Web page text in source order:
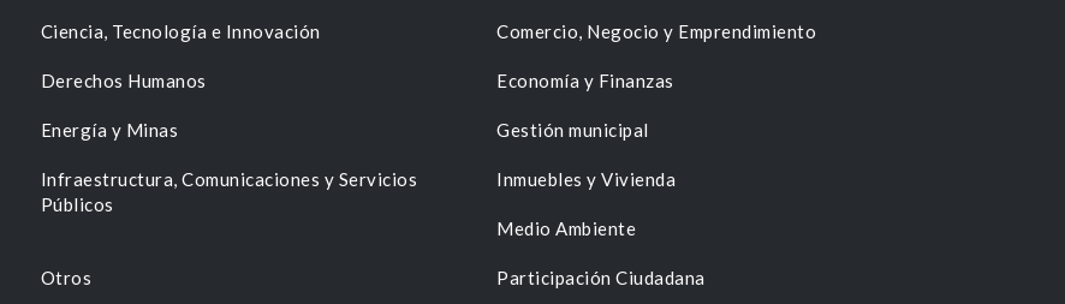
Ciencia, Tecnología e Innovación Comercio, Negocio y Emprendimiento
Derechos Humanos Economía y Finanzas
Energía y Minas Gestión municipal
Infraestructura, Comunicaciones y Servicios
Públicos
Inmuebles y Vivienda
Medio Ambiente
Otros Participación Ciudadana